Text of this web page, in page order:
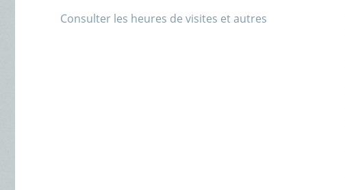
Consulter les heures de visites et autres